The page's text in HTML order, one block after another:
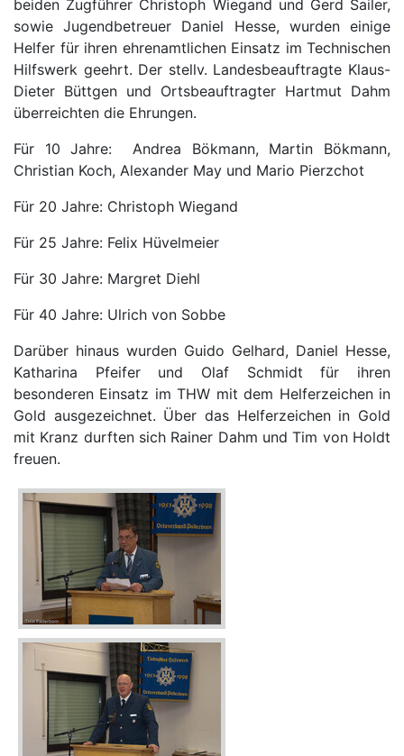
beiden Zugführer Christoph Wiegand und Gerd Sailer,
sowie Jugendbetreuer Daniel Hesse, wurden einige
Helfer für ihren ehrenamtlichen Einsatz im Technischen
Hilfswerk geehrt. Der stellv. Landesbeauftragte Klaus-
Dieter Büttgen und Ortsbeauftragter Hartmut Dahm
überreichten die Ehrungen.
Für 10 Jahre: Andrea Bökmann, Martin Bökmann,
Christian Koch, Alexander May und Mario Pierzchot
Für 20 Jahre: Christoph Wiegand
Für 25 Jahre: Felix Hüvelmeier
Für 30 Jahre: Margret Diehl
Für 40 Jahre: Ulrich von Sobbe
Darüber hinaus wurden Guido Gelhard, Daniel Hesse,
Katharina Pfeifer und Olaf Schmidt für ihren
besonderen Einsatz im THW mit dem Helferzeichen in
Gold ausgezeichnet. Über das Helferzeichen in Gold
mit Kranz durften sich Rainer Dahm und Tim von Holdt
freuen.